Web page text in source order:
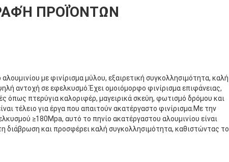
ΠΡΟΪΌΝΤΩΝ
με φινίρισμα μύλου, εξαιρετική συγκολλησιμότητα, καλή
αντοχή σε εφελκυσμό.Έχει ομοιόμορφο φινίρισμα επιφάνειας,
όπως πτερύγια καλοριφέρ, μαγειρικά σκεύη, φωτισμό δρόμου και
τέλειο για έργα που απαιτούν ακατέργαστο φινίρισμα.Με την
≥180Mpa, αυτό το πηνίο ακατέργαστου αλουμινίου είναι
διάβρωση και προσφέρει καλή συγκολλησιμότητα, καθιστώντας το